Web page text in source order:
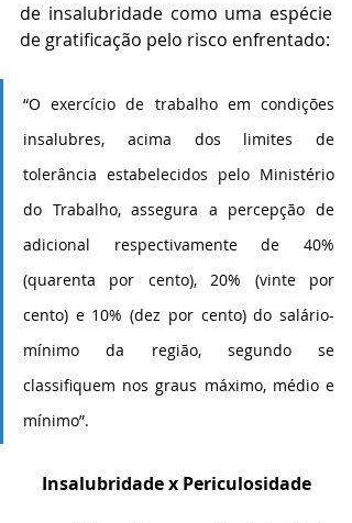
de insalubridade como uma espécie
de gratificação pelo risco enfrentado:
“O exercício de trabalho em condições
insalubres, acima dos limites de
tolerância estabelecidos pelo Ministério
do Trabalho, assegura a percepção de
adicional respectivamente de 40%
(quarenta por cento), 20% (vinte por
cento) e 10% (dez por cento) do salário-
mínimo da região, segundo se
classifiquem nos graus máximo, médio e
mínimo”.
Insalubridade x Periculosidade